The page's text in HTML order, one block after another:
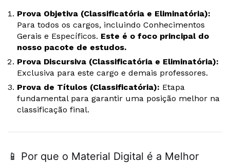
Prova Objetiva (Classificatória e Eliminatória):
Para todos os cargos, incluindo Conhecimentos
Gerais e Específicos. Este é o foco principal do
nosso pacote de estudos.
Prova Discursiva (Classificatória e Eliminatória):
Exclusiva para este cargo e demais professores.
Prova de Títulos (Classificatória): Etapa
fundamental para garantir uma posição melhor na
classificação final.
📱 Por que o Material Digital é a Melhor